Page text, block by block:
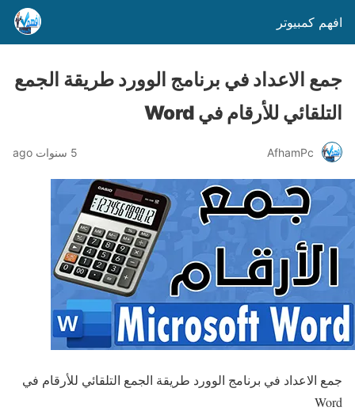
افهم كمبيوتر
جمع الاعداد في برنامج الوورد طريقة الجمع
التلقائي للأرقام في Word
AfhamPc 5 سنوات ago
جمع الاعداد في برنامج الوورد طريقة الجمع التلقائي للأرقام في
Word